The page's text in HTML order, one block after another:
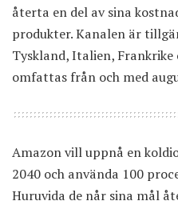
återta en del av sina
produkter. Kanalen är
Tyskland, Italien, Frankrike
omfattas från och med
Amazon vill uppnå en
2040 och använda 100
Huruvida de når sina mål